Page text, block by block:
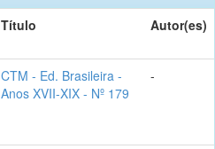
Título Autor(es)
CTM - Ed. Brasileira -
Anos XVII-XIX - Nº 179
-